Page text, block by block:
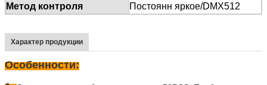
Метод контроля
Постоянн яркое/DMX512
Характер продукции
Особенности: